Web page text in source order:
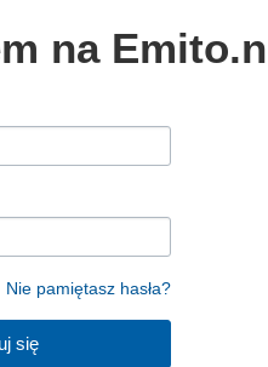
na
Nie pamiętasz hasła?
się